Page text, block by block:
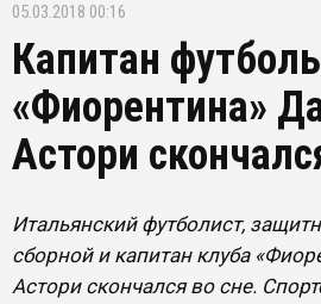
05.03.2018 00:16
Капитан
«Фиорентина»
Астори
Итальянский футболист,
сборной и капитан клуба
Астори скончался во сне.